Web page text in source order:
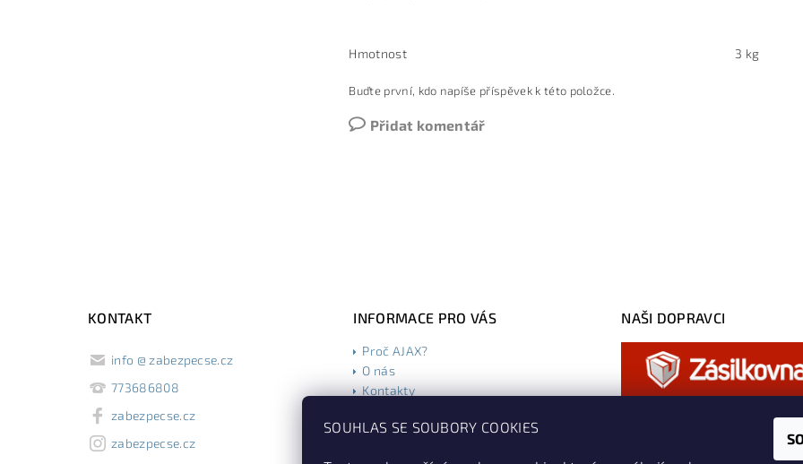
Hmotnost 3 kg
Buďte první, kdo napíše příspěvek k této položce.
Přidat komentář
KONTAKT
info @zabezpecse.cz
773686808
zabezpecse.cz
zabezpecse.cz
INFORMACE PRO VÁS
Proč AJAX?
O nás
Kontakty
Podmínky ochrany osobních údajů
NAŠI DOPRAVCI
SOUHLAS SE SOUBORY COOKIES